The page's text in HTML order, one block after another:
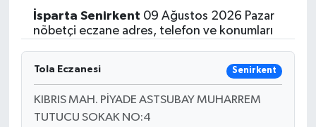
İsparta Senirkent 09 Ağustos 2026 Pazar
nöbetçi eczane adres, telefon ve konumları
Tola Eczanesi Senirkent
KIBRIS MAH. PİYADE ASTSUBAY MUHARREM
TUTUCU SOKAK NO:4
Resmi İlan
Spor